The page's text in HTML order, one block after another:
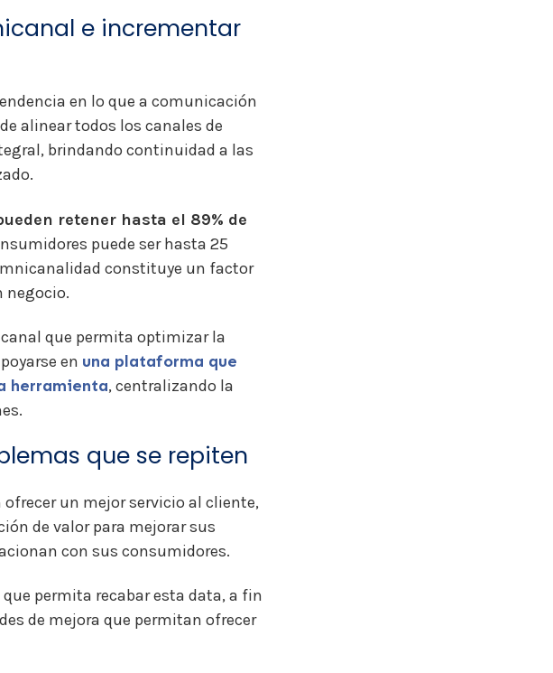
e incrementar
en lo que a comunicación
alinear todos los canales de
brindando continuidad a las
retener hasta el 89% de
puede ser hasta 25
constituye un factor
negocio.
que permita optimizar la
en una plataforma que
herramienta, centralizando la
que se repiten
un mejor servicio al cliente,
de valor para mejorar sus
con sus consumidores.
permita recabar esta data, a fin
de mejora que permitan ofrecer